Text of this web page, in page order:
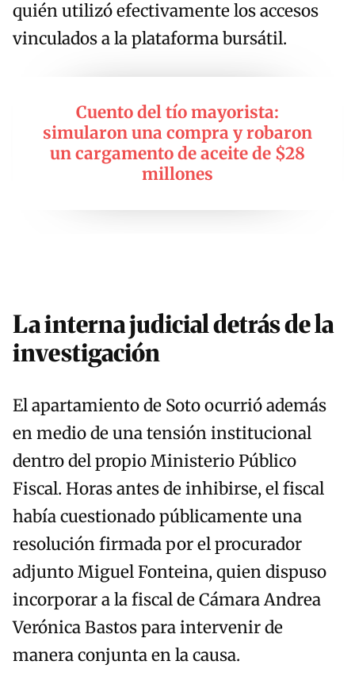
quién utilizó efectivamente los accesos
vinculados a la plataforma bursátil.
Cuento del tío mayorista:
simularon una compra y robaron
un cargamento de aceite de $28
millones
La interna judicial detrás de la
investigación
El apartamiento de Soto ocurrió además
en medio de una tensión institucional
dentro del propio Ministerio Público
Fiscal. Horas antes de inhibirse, el fiscal
había cuestionado públicamente una
resolución firmada por el procurador
adjunto Miguel Fonteina, quien dispuso
incorporar a la fiscal de Cámara Andrea
Verónica Bastos para intervenir de
manera conjunta en la causa.